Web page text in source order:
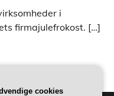
i
firmajulefrokost. […]
cookies